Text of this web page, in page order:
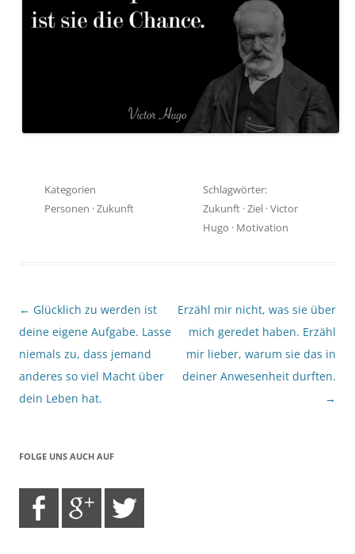
Kategorien
Personen ·Zukunft
Schlagwörter:
Zukunft ·Ziel ·Victor
Hugo · Motivation
Beitragsnavigation
← Glücklich zu werden ist
deine eigene Aufgabe. Lasse
niemals zu, dass jemand
anderes so viel Macht über
dein Leben hat.
Erzähl mir nicht, was sie über
mich geredet haben. Erzähl
mir lieber, warum sie das in
deiner Anwesenheit durften.
→
FOLGE UNS AUCH AUF